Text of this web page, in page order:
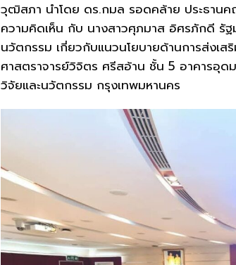
วุฒิสภา นำโดย ดร.กมล รอดคล้าย ประธานค
ความคิดเห็น กับ นางสาวศุภมาส อิศรภักดี รั
นวัตกรรม เกี่ยวกับแนวนโยบายด้านการส่งเ
ศาสตราจารย์วิจิตร ศรีสอ้าน ชั้น 5 อาคารอุ
วิจัยและนวัตกรรม กรุงเทพมหานคร